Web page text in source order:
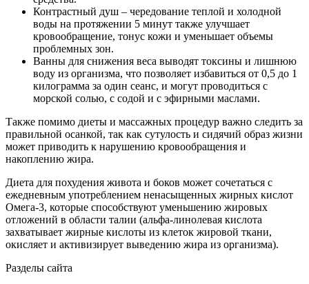
Контрастный душ – чередование теплой и холодной
воды на протяжении 5 минут также улучшает
кровообращение, тонус кожи и уменьшает объемы
проблемных зон.
Ванны для снижения веса выводят токсины и лишнюю
воду из организма, что позволяет избавиться от 0,5 до 1
килограмма за один сеанс, и могут проводиться с
морской солью, с содой и с эфирными маслами.
Также помимо диеты и массажных процедур важно следить за
правильной осанкой, так как сутулость и сидячий образ жизни
может приводить к нарушению кровообращения и
накоплению жира.
Диета для похудения живота и боков может сочетаться с
ежедневным употреблением ненасыщенных жирных кислот
Омега-3, которые способствуют уменьшению жировых
отложений в области талии (альфа-линолевая кислота
захватывает жирные кислоты из клеток жировой ткани,
окисляет и активизирует выведению жира из организма).
Разделы сайта